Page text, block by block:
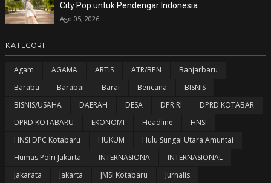
City Pop untuk Pendengar Indonesia
Ago 05, 2026
KATEGORI
Agam AGAMA ARTIS ATR/BPN
Banjarbaru
Baraba
Barabai Barai Bencana
BISNIS
BISNIS/USAHA
DAERAH DESA DPR RI
DPRD KOTABAR
DPRD KOTABARU
EKONOMI Headline
HNSI
HNSI DPC Kotabaru
HUKUM
Hulu Sungai Utara Amuntai
Humas Polri Jakarta
INTERNASIONA
INTERNASIONAL
Jakarata
Jakarta JMSI Kotabaru
Jurnalis